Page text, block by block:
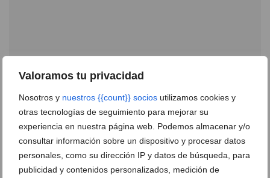
Valoramos tu privacidad
Nosotros y nuestros {{count}} socios utilizamos cookies y
otras tecnologías de seguimiento para mejorar su
experiencia en nuestra página web. Podemos almacenar y/o
consultar información sobre un dispositivo y procesar datos
personales, como su dirección IP y datos de búsqueda, para
publicidad y contenidos personalizados, medición de
MarinaBay Homes vende dos chalets y una parcela
con vistas al mar de Jávea